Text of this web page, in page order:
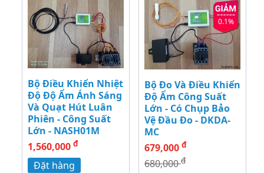
Bộ Điều Khiển Nhiệt
Độ Độ Ẩm Ánh Sáng
Và Quạt Hút Luân
Phiên - Công Suất
Lớn - NASH01M
1,560,000 đ
Đặt hàng
0.1%
Bộ Đo Và Điều Khiển
Độ Ẩm Công Suất
Lớn - Có Chụp Bảo
Vệ Đầu Đo - DKDA-
MC
679,000 đ
680,000đ